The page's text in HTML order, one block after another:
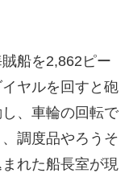
船を2,862ピー
ヤルを回すと砲
、車輪の回転で
調度品やろうそ
れた船長室が現